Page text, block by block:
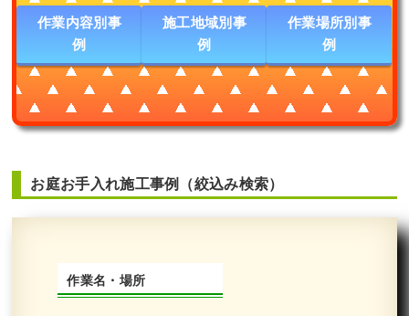
作業内容別事
例
施工地域別事
例
作業場所別事
例
お庭お手入れ施工事例（絞込み検索）
作業名・場所